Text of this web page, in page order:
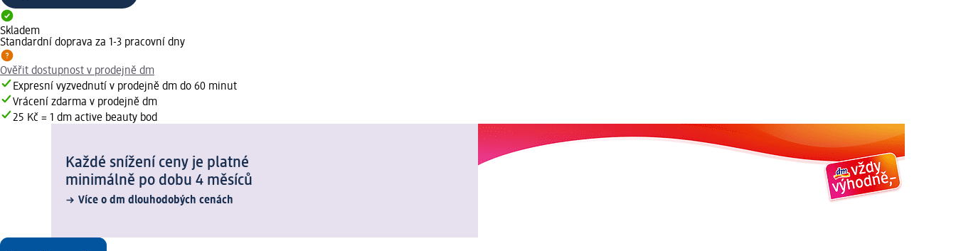
Skladem
Standardní doprava za 1-3 pracovní dny
Ověřit dostupnost v prodejně dm
Expresní vyzvednutí v prodejně dm do 60 minut
Vrácení zdarma v prodejně dm
25 Kč = 1 dm active beauty bod
Každé snížení ceny je platné
minimálně po dobu 4 měsíců
Více o dm dlouhodobých cenách